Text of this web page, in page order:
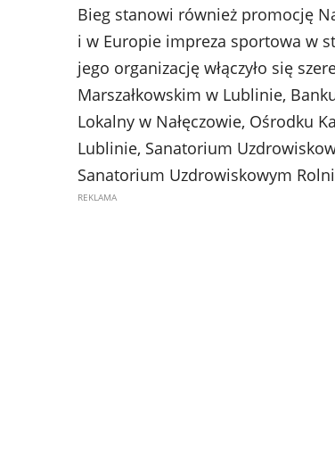
Bieg stanowi również promocję
i w Europie impreza sportowa w
jego organizację włączyło się
Marszałkowskim w Lublinie,
Lokalny w Nałęczowie, Ośrodku
Lublinie, Sanatorium
Sanatorium Uzdrowiskowym